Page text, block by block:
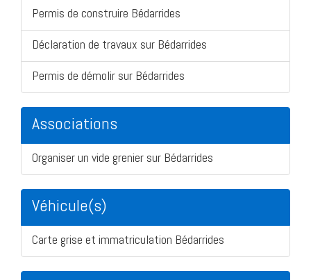
Permis de construire Bédarrides
Déclaration de travaux sur Bédarrides
Permis de démolir sur Bédarrides
Associations
Organiser un vide grenier sur Bédarrides
Véhicule(s)
Carte grise et immatriculation Bédarrides